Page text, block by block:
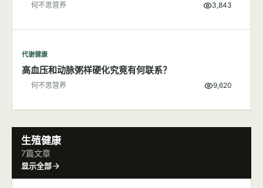
何不思营养 3,843
代谢健康
高血压和动脉粥样硬化究竟有何联系？
何不思营养 9,620
生殖健康
7篇文章
显示全部